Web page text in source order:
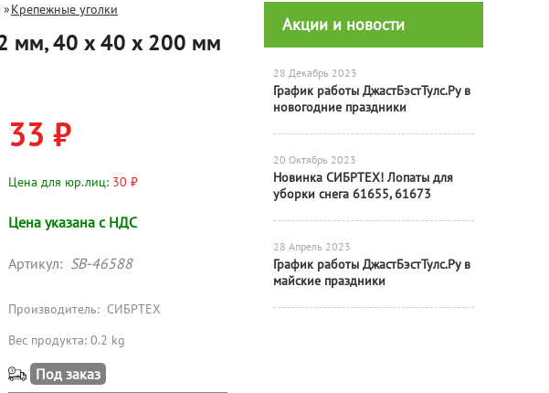
»Крепежные уголки
мм, 40 x 40 x 200 мм
33 ₽
Цена для юр.лиц: 30 ₽
Цена указана с НДС
Артикул: SB-46588
Производитель: СИБРТЕХ
Вес продукта: 0.2 kg
Под заказ
Акции и новости
28 Декабрь 2023
График работы ДжастБэстТулс.Ру в
новогодние праздники
20 Октябрь 2023
Новинка СИБРТЕХ! Лопаты для
уборки снега 61655, 61673
28 Апрель 2023
График работы ДжастБэстТулс.Ру в
майские праздники